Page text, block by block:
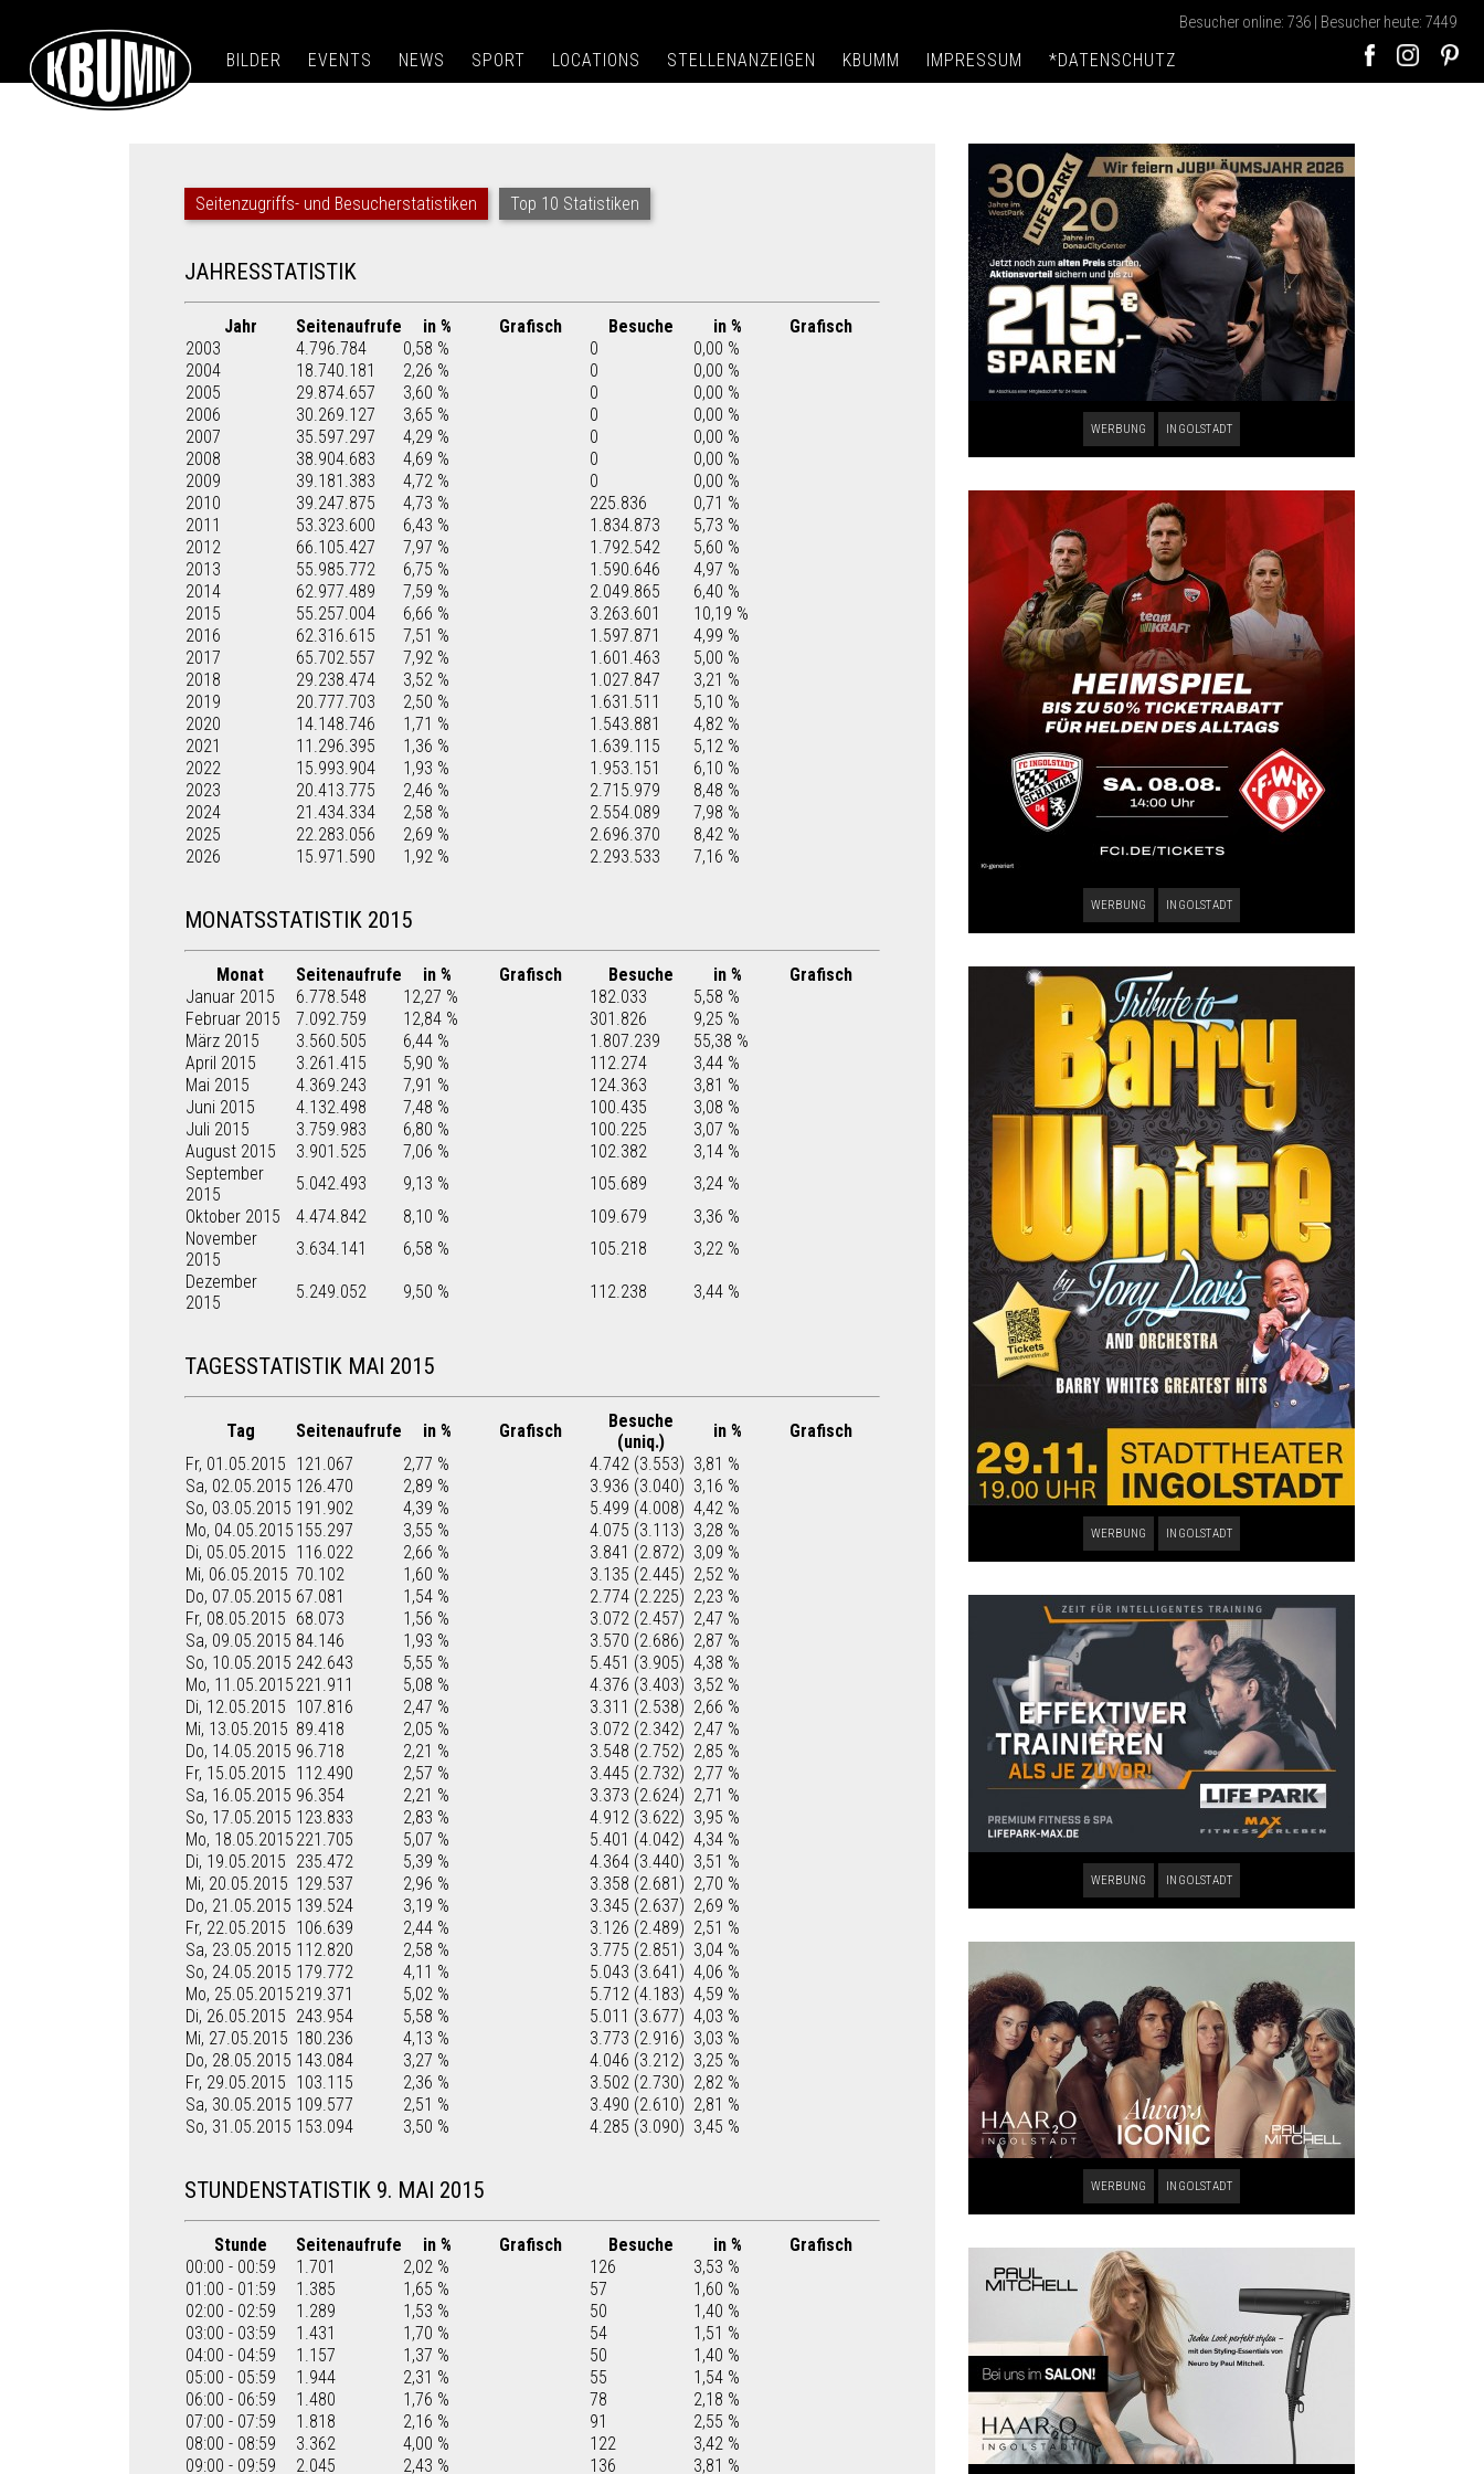
Besucher online: 736 | Besucher heute: 7449
BILDER EVENTS NEWS SPORT LOCATIONS STELLENANZEIGEN KBUMM IMPRESSUM *DATENSCHUTZ
Seitenzugriffs- und Besucherstatistiken Top 10 Statistiken
JAHRESSTATISTIK
Jahr Seitenaufrufe in % Grafisch Besuche in %
Grafisch
2003
4.796.784 0,58 % 0
0,00 %
2004
18.740.181 2,26 % 0
0,00 %
2005
29.874.657 3,60 % 0
0,00 %
2006
30.269.127 3,65 % 0
0,00 %
2007
35.597.297 4,29 % 0
0,00 %
2008
38.904.683 4,69 % 0
0,00 %
2009
39.181.383 4,72 % 0
0,00 %
2010
39.247.875 4,73 % 225.836
0,71 %
2011
53.323.600 6,43 % 1.834.873
5,73 %
2012
66.105.427 7,97 % 1.792.542
5,60 %
2013
55.985.772 6,75 % 1.590.646
4,97 %
2014
62.977.489 7,59 % 2.049.865
6,40 %
2015
55.257.004 6,66 % 3.263.601
10,19 %
2016
62.316.615 7,51 % 1.597.871
4,99 %
2017
65.702.557 7,92 % 1.601.463
5,00 %
2018
29.238.474 3,52 % 1.027.847
3,21 %
2019
20.777.703 2,50 % 1.631.511
5,10 %
2020
14.148.746 1,71 % 1.543.881
4,82 %
2021
11.296.395 1,36 % 1.639.115
5,12 %
2022
15.993.904 1,93 % 1.953.151
6,10 %
2023
20.413.775 2,46 % 2.715.979
8,48 %
2024
21.434.334 2,58 % 2.554.089
7,98 %
2025
22.283.056 2,69 % 2.696.370
8,42 %
2026
15.971.590 1,92 % 2.293.533 7,16 %
MONATSSTATISTIK 2015
Monat Seitenaufrufe in % Grafisch Besuche in %
Grafisch
Januar 2015
6.778.548 12,27 % 182.033
5,58 %
Februar 2015
7.092.759 12,84 % 301.826
9,25 %
März 2015
3.560.505 6,44 % 1.807.239
55,38 %
April 2015
3.261.415 5,90 % 112.274
3,44 %
Mai 2015
4.369.243 7,91 % 124.363
3,81 %
Juni 2015
4.132.498 7,48 % 100.435
3,08 %
Juli 2015
3.759.983 6,80 % 100.225
3,07 %
August 2015
3.901.525 7,06 % 102.382
3,14 %
September
2015
5.042.493 9,13 % 105.689
3,24 %
Oktober 2015
4.474.842 8,10 % 109.679
3,36 %
November
2015
3.634.141 6,58 % 105.218
3,22 %
Dezember
2015
5.249.052 9,50 % 112.238 3,44 %
TAGESSTATISTIK MAI 2015
Tag Seitenaufrufe in % Grafisch
Besuche
(uniq.)
in %
Grafisch
Fr, 01.05.2015 121.067 2,77 % 4.742 (3.553) 3,81 %
Sa, 02.05.2015 126.470 2,89 % 3.936 (3.040) 3,16 %
So, 03.05.2015 191.902 4,39 % 5.499 (4.008) 4,42 %
Mo, 04.05.2015 155.297 3,55 % 4.075 (3.113) 3,28 %
Di, 05.05.2015 116.022 2,66 % 3.841 (2.872) 3,09 %
Mi, 06.05.2015 70.102 1,60 % 3.135 (2.445) 2,52 %
Do, 07.05.2015 67.081 1,54 % 2.774 (2.225) 2,23 %
Fr, 08.05.2015 68.073 1,56 % 3.072 (2.457) 2,47 %
Sa, 09.05.2015 84.146 1,93 % 3.570 (2.686) 2,87 %
So, 10.05.2015 242.643 5,55 % 5.451 (3.905) 4,38 %
Mo, 11.05.2015 221.911 5,08 % 4.376 (3.403) 3,52 %
Di, 12.05.2015 107.816 2,47 % 3.311 (2.538) 2,66 %
Mi, 13.05.2015 89.418 2,05 % 3.072 (2.342) 2,47 %
Do, 14.05.2015 96.718 2,21 % 3.548 (2.752) 2,85 %
Fr, 15.05.2015 112.490 2,57 % 3.445 (2.732) 2,77 %
Sa, 16.05.2015 96.354 2,21 % 3.373 (2.624) 2,71 %
So, 17.05.2015 123.833 2,83 % 4.912 (3.622) 3,95 %
Mo, 18.05.2015 221.705 5,07 % 5.401 (4.042) 4,34 %
Di, 19.05.2015 235.472 5,39 % 4.364 (3.440) 3,51 %
Mi, 20.05.2015 129.537 2,96 % 3.358 (2.681) 2,70 %
Do, 21.05.2015 139.524 3,19 % 3.345 (2.637) 2,69 %
Fr, 22.05.2015 106.639 2,44 % 3.126 (2.489) 2,51 %
Sa, 23.05.2015 112.820 2,58 % 3.775 (2.851) 3,04 %
So, 24.05.2015 179.772 4,11 % 5.043 (3.641) 4,06 %
Mo, 25.05.2015 219.371 5,02 % 5.712 (4.183) 4,59 %
Di, 26.05.2015 243.954 5,58 % 5.011 (3.677) 4,03 %
Mi, 27.05.2015 180.236 4,13 % 3.773 (2.916) 3,03 %
Do, 28.05.2015 143.084 3,27 % 4.046 (3.212) 3,25 %
Fr, 29.05.2015 103.115 2,36 % 3.502 (2.730) 2,82 %
Sa, 30.05.2015 109.577 2,51 % 3.490 (2.610) 2,81 %
So, 31.05.2015 153.094 3,50 % 4.285 (3.090) 3,45 %
STUNDENSTATISTIK 9. MAI 2015
Stunde Seitenaufrufe in % Grafisch Besuche in %
Grafisch
00:00 - 00:59
1.701 2,02 % 126
3,53 %
01:00 - 01:59
1.385 1,65 % 57
1,60 %
02:00 - 02:59
1.289 1,53 % 50
1,40 %
03:00 - 03:59
1.431 1,70 % 54
1,51 %
04:00 - 04:59
1.157 1,37 % 50
1,40 %
05:00 - 05:59
1.944 2,31 % 55
1,54 %
06:00 - 06:59
1.480 1,76 % 78
2,18 %
07:00 - 07:59
1.818 2,16 % 91
2,55 %
08:00 - 08:59
3.362 4,00 % 122
3,42 %
09:00 - 09:59
2.045 2,43 % 136
3,81 %
WERBUNG INGOLSTADT
WERBUNG INGOLSTADT
WERBUNG INGOLSTADT
WERBUNG INGOLSTADT
WERBUNG INGOLSTADT